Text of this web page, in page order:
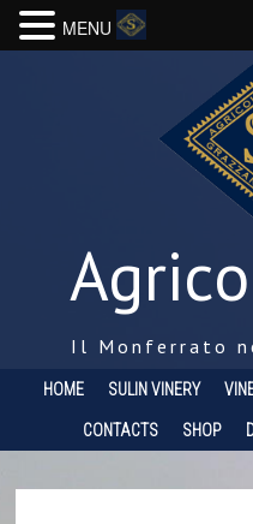
Il Monferrato
HOME SULIN VINERY
CONTACTS SHOP
MENU